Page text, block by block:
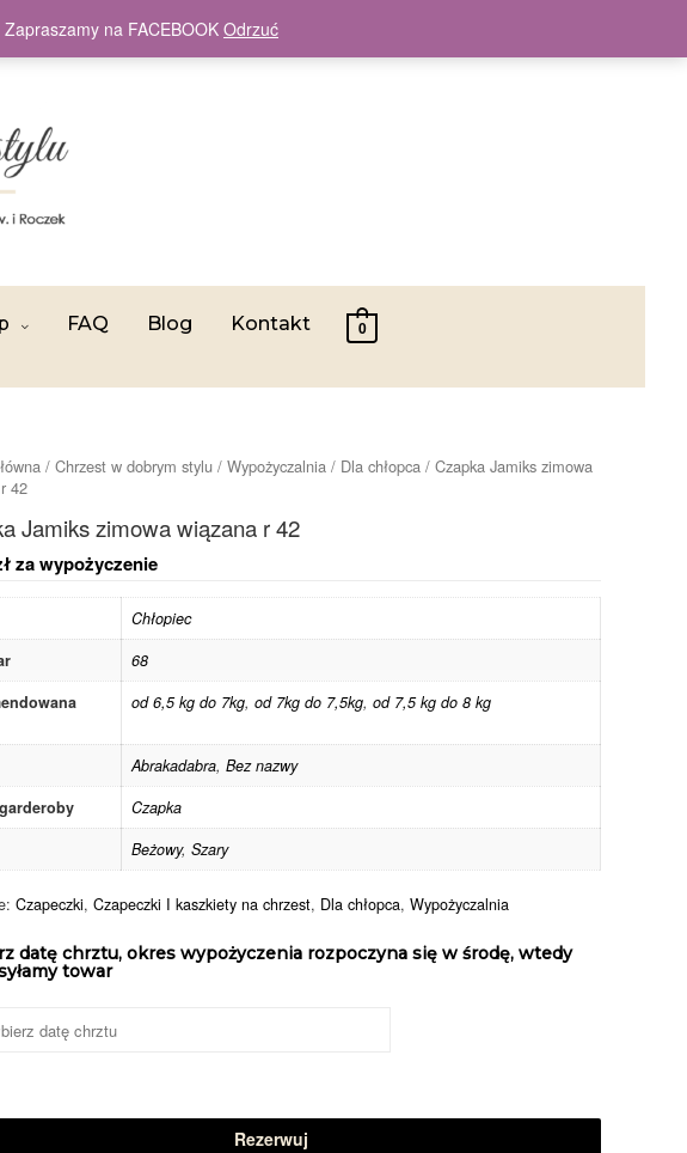
FAQ Blog Kontakt 0
/ Chrzest w dobrym stylu / Wypożyczalnia / Dla chłopca / Czapka Jamiks zimowa
42
Jamiks zimowa wiązana r 42
za wypożyczenie
datę chrztu, okres wypożyczenia rozpoczyna się w środę, wtedy
towar
Rezerwuj
Chłopiec
68
od 6,5 kg do 7kg, od 7kg do 7,5kg, od 7,5 kg do 8 kg
Abrakadabra, Bez nazwy
Czapka
Beżowy, Szary
Czapeczki, Czapeczki I kaszkiety na chrzest, Dla chłopca, Wypożyczalnia
na FACEBOOK Odrzuć